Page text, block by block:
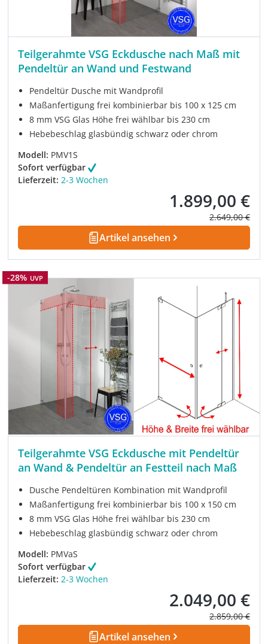
Teilgerahmte VSG Eckdusche nach Maß mit
Pendeltür an Wand und Festwand
Pendeltür Dusche mit Wandprofil
Maßanfertigung frei kombinierbar bis 100 x 125 cm
8 mm VSG Glas Höhe frei wählbar bis 230 cm
Hebebeschlag glasbündig schwarz oder chrom
Modell: PMV1S
Sofort verfügbar
Lieferzeit: 2-3 Wochen
Verkaufspreis:
1.899,00 €
Regulärer
2.649,00 €
Artikel ansehen
Rabatt
-28% UVP
Teilgerahmte VSG Eckdusche mit Pendeltür
an Wand & Pendeltür an Festteil nach Maß
Dusche Pendeltüren Kombination mit Wandprofil
Maßanfertigung frei kombinierbar bis 100 x 150 cm
8 mm VSG Glas Höhe frei wählbar bis 230 cm
Hebebeschlag glasbündig schwarz oder chrom
Modell: PMVaS
Sofort verfügbar
Lieferzeit: 2-3 Wochen
Verkaufspreis:
2.049,00 €
Regulärer
2.859,00 €
Artikel ansehen